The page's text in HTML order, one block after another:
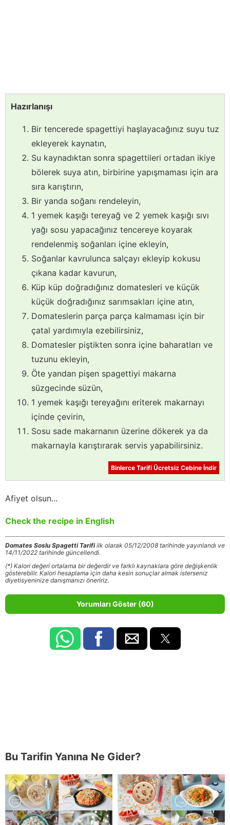
Hazırlanışı
Bir tencerede spagettiyi haşlayacağınız suyu tuz
ekleyerek kaynatın,
Su kaynadıktan sonra spagettileri ortadan ikiye
bölerek suya atın, birbirine yapışmaması için ara
sıra karıştırın,
Bir yanda soğanı rendeleyin,
1 yemek kaşığı tereyağ ve 2 yemek kaşığı sıvı
yağı sosu yapacağınız tencereye koyarak
rendelenmiş soğanları içine ekleyin,
Soğanlar kavrulunca salçayı ekleyip kokusu
çıkana kadar kavurun,
Küp küp doğradığınız domatesleri ve küçük
küçük doğradığınız sarımsakları içine atın,
Domateslerin parça parça kalmaması için bir
çatal yardımıyla ezebilirsiniz,
Domatesler piştikten sonra içine baharatları ve
tuzunu ekleyin,
Öte yandan pişen spagettiyi makarna
süzgecinde süzün,
1 yemek kaşığı tereyağını eriterek makarnayı
içinde çevirin,
Sosu sade makarnanın üzerine dökerek ya da
makarnayla karıştırarak servis yapabilirsiniz.
Binlerce Tarifi Ücretsiz Cebine İndir
Afiyet olsun...
Check the recipe in English
Domates Soslu Spagetti Tarifiilk olarak 05/12/2008 tarihinde yayınlandı ve
14/11/2022 tarihinde güncellendi.
(*) Kalori değeri ortalama bir değerdir ve farklı kaynaklara göre değişkenlik
gösterebilir. Kalori hesaplama için daha kesin sonuçlar almak isterseniz
diyetisyeninize danışmanızı öneririz.
Yorumları Göster (60)
Bu Tarifin Yanına Ne Gider?